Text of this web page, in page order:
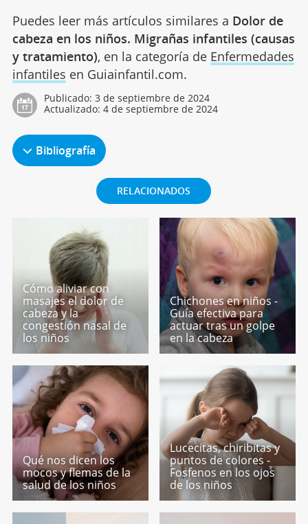
Puedes leer más artículos similares a Dolor de
cabeza en los niños. Migrañas infantiles (causas
y tratamiento), en la categoría de Enfermedades
infantiles en Guiainfantil.com.
Publicado: 3 de septiembre de 2024
Actualizado: 4 de septiembre de 2024
Bibliografía
RELACIONADOS
Cómo aliviar con
masajes el dolor de
cabeza y la
congestión nasal de
los niños
Chichones en niños -
Guía efectiva para
actuar tras un golpe
en la cabeza
Qué nos dicen los
mocos y flemas de la
salud de los niños
Lucecitas, chiribitas y
puntos de colores -
Fosfenos en los ojos
de los niños